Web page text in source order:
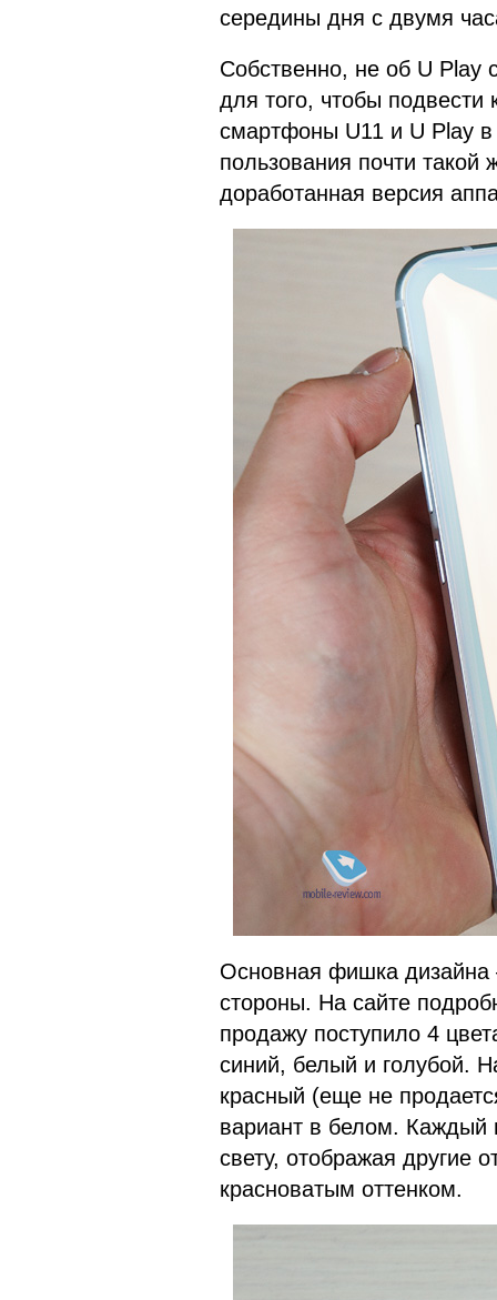
середины дня с двумя
Собственно, не об U Play
для того, чтобы
смартфоны U11 и U Play
пользования почти
доработанная версия
Основная фишка дизайна
стороны. На сайте
продажу поступило 4
синий, белый и голубой.
красный (еще не
вариант в белом. Каждый
свету, отображая другие
красноватым оттенком.